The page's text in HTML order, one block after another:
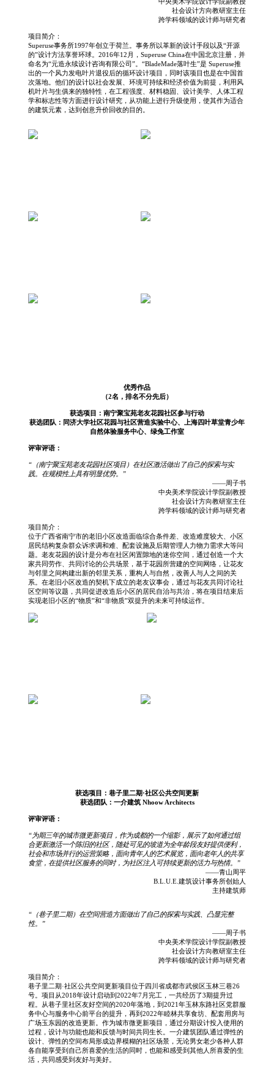
社会设计方向教研室主任
跨学科领域的设计师与研究者
项目简介：
Superuse事务所1997年创立于荷兰。事务所以革新的设计手段以及“开源
的”设计方法享誉环球。2016年12月，Superuse China在中国北京注册，并
命名为“元造永续设计咨询有限公司”。“BladeMade落叶生”是 Superuse推
出的一个风力发电叶片退役后的循环设计项目，同时该项目也是在中国首
次落地。他们的设计以社会发展、环境可持续和经济价值为前提，利用风
机叶片与生俱来的独特性，在工程强度、材料稳固、设计美学、人体工程
学和标志性等方面进行设计研究，从功能上进行升级使用，使其作为适合
的建筑元素，达到创意升价回收的目的。
优秀作品
（2名，排名不分先后）
获选项目：南宁聚宝苑老友花园社区参与行动
获选团队：同济大学社区花园与社区营造实验中心、上海四叶草堂青少年
自然体验服务中心、绿兔工作室
评审评语：
“（南宁聚宝苑老友花园社区项目）在社区激活做出了自己的探索与实
践。在规模性上具有明显优势。”
——周子书
中央美术学院设计学院副教授
社会设计方向教研室主任
跨学科领域的设计师与研究者
项目简介：
位于广西省南宁市的老旧小区改造面临综合条件差、改造难度较大、小区
居民结构复杂群众诉求调和难、配套设施及后期管理人力物力需求大等问
题。老友花园的设计是分布在社区闲置隙地的迷你空间，通过创造一个大
家共同劳作、共同讨论的公共场景，基于花园所营建的空间网络，让花友
与邻里之间构建出新的邻里关系，重构人与自然，改善人与人之间的关
系。在老旧小区改造的契机下成立的老友议事会，通过与花友共同讨论社
区空间等议题，共同促进改造后小区的居民自治与共治，将在项目结束后
实现老旧小区的“物质”和“非物质”双提升的未来可持续运作。
获选项目：巷子里二期·社区公共空间更新
获选团队：一介建筑 Nhoow Architects
评审评语：
“为期三年的城市微更新项目，作为成都的一个缩影，展示了如何通过组
合更新激活一个陈旧的社区，随处可见的坡道为全年龄段友好提供便利，
社会和市场并行的运营策略，面向青年人的艺术展览，面向老年人的共享
食堂，在提供社区服务的同时，为社区注入可持续更新的活力与热情。”
——青山周平
B.L.U.E.建筑设计事务所创始人
主持建筑师
“（巷子里二期）在空间营造方面做出了自己的探索与实践、凸显完整
性。”
——周子书
中央美术学院设计学院副教授
社会设计方向教研室主任
跨学科领域的设计师与研究者
项目简介：
巷子里二期·社区公共空间更新项目位于四川省成都市武侯区玉林三巷26
号。项目从2018年设计启动到2022年7月完工，一共经历了3期提升过
程。从巷子里社区友好空间的2020年落地，到2021年玉林东路社区党群服
务中心与服务中心前平台的提升，再到2022年睦林共享食坊、配套用房与
广场玉东园的改造更新。作为城市微更新项目，通过分期设计投入使用的
过程，设计与功能也能和反馈与时间共同生长。一介建筑团队通过弹性的
设计、弹性的空间布局形成边界模糊的社区场景，无论男女老少各种人群
各自能享受到自己所喜爱的生活的同时，也能和感受到其他人所喜爱的生
活，共同感受到友好与美好。